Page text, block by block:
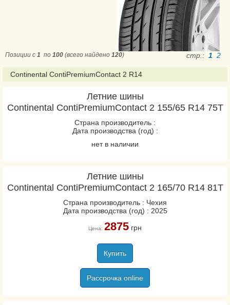
ContiWinterContact TS
ContiWinterContact TS
850 P SUV
ExtremeWinterContact
IceContact 2
IceContact 2 SUV
IceContact 3
NorthContact NC6
VanContact Viking
VanContact Winter
VikingContact 7
VikingContact 8
WinterContact TS 860
WinterContact TS 870
WinterContact TS 870P
Conti4x4Contact
ContiCrossContact LX2
Позиции с 1 по 100 (всего найдено 120) стр.: 1 2
Continental ContiPremiumContact 2 R14
Летние шины
Continental ContiPremiumContact 2 155/65 R14 75T
Страна производитель :
Дата производства (год) :
нет в наличии
Летние шины
Continental ContiPremiumContact 2 165/70 R14 81T
Страна производитель : Чехия
Дата производства (год) : 2025
Цена: 2875грн
Купить
Рассрочка online